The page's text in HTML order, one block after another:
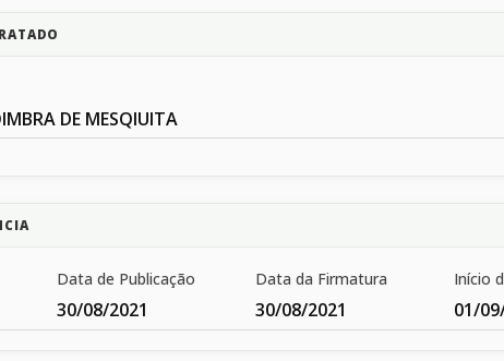
DE MESQIUITA
Data de Publicação
30/08/2021
Data da Firmatura
30/08/2021
Início
01/